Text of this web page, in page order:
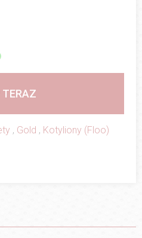
TERAZ
, Gold , Kotyliony (Floo)